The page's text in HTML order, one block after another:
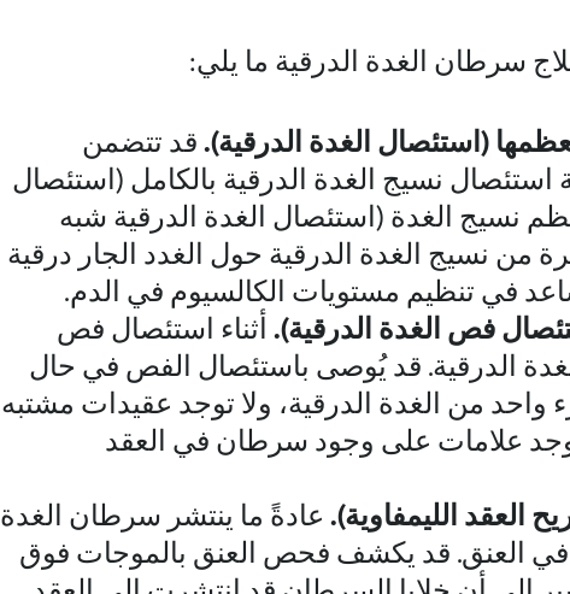
سرطان الغدة الدرقية ما يلي:
(استئصال الغدة الدرقية). قد تتضمن
استئصال نسيج الغدة الدرقية بالكامل (استئصال
نسيج الغدة (استئصال الغدة الدرقية شبه
من نسيج الغدة الدرقية حول الغدد الجار درقية
في تنظيم مستويات الكالسيوم في الدم.
فص الغدة الدرقية). أثناء استئصال فص
الدرقية. قد يُوصى باستئصال الفص في حال
من الغدة الدرقية، ولا توجد عقيدات مشتبه
علامات على وجود سرطان في العقد
العقد الليمفاوية). عادةً ما ينتشر سرطان الغدة
في العنق. قد يكشف فحص العنق بالموجات فوق